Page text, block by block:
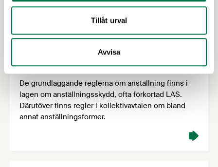
Tillåt urval
Avvisa
är en del av den så kallade svenska modellen.
Anställnings ingående –
Livsmedelsföretagen
De grundläggande reglerna om anställning finns i
lagen om anställningsskydd, ofta förkortad LAS.
Därutöver finns regler i kollektivavtalen om bland
annat anställningsformer.